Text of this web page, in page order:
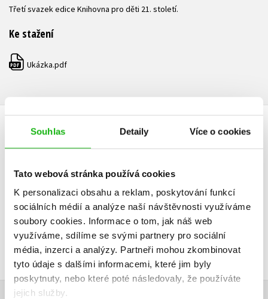
Souhlas Detaily Více o cookies
Tato webová stránka používá cookies
K personalizaci obsahu a reklam, poskytování funkcí
sociálních médií a analýze naší návštěvnosti využíváme
soubory cookies. Informace o tom, jak náš web
využíváme, sdílíme se svými partnery pro sociální
média, inzerci a analýzy. Partneři mohou zkombinovat
tyto údaje s dalšími informacemi, které jim byly
poskytnuty, nebo které poté následovaly, že používáte
jejich služby.
Třetí svazek edice Knihovna pro děti 21. století.
Ke stažení
PDF Ukázka.pdf
HODNOCENÍ ČTENÁŘŮ
Vaše hodnocení
Uživatelskou recenzi mohou vkládat pouze registrovaní uživatelé
Přihlásit